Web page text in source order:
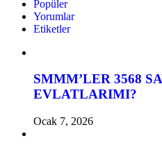
Popüler
Yorumlar
Etiketler
SMMM’LER 3568
EVLATLARIMI?
Ocak 7, 2026